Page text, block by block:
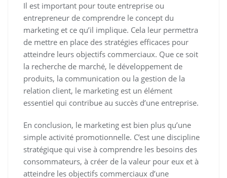
Il est important pour toute entreprise ou
entrepreneur de comprendre le concept du
marketing et ce qu’il implique. Cela leur permettra
de mettre en place des stratégies efficaces pour
atteindre leurs objectifs commerciaux. Que ce soit
la recherche de marché, le développement de
produits, la communication ou la gestion de la
relation client, le marketing est un élément
essentiel qui contribue au succès d’une entreprise.
En conclusion, le marketing est bien plus qu’une
simple activité promotionnelle. C’est une discipline
stratégique qui vise à comprendre les besoins des
consommateurs, à créer de la valeur pour eux et à
atteindre les objectifs commerciaux d’une